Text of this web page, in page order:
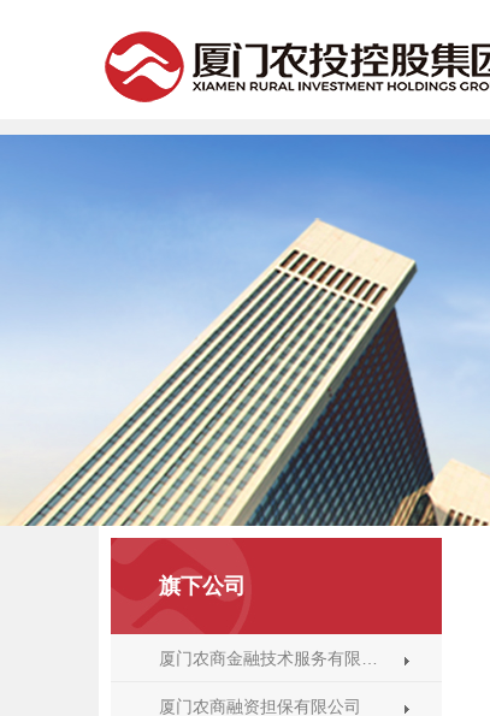
旗下公司
厦门农商金融技术服务有限…
厦门农商融资担保有限公司